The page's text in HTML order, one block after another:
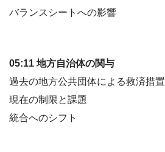
バランスシートへの影響
05:11 地方自治体の関与
過去の地方公共団体による救済措置
現在の制限と課題
統合へのシフト